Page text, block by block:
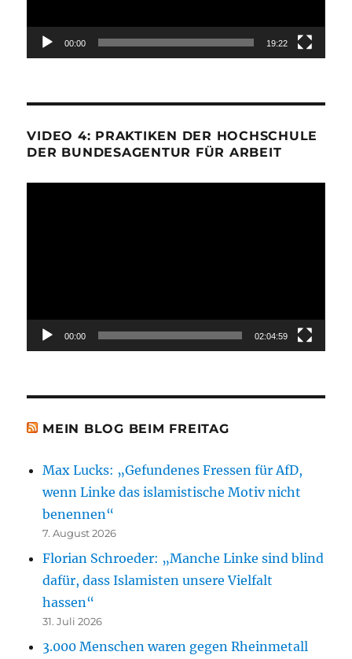
00:00 19:22
VIDEO 4: PRAKTIKEN DER HOCHSCHULE
DER BUNDESAGENTUR FÜR ARBEIT
00:00 02:04:59
MEIN BLOG BEIM FREITAG
Max Lucks: „Gefundenes Fressen für AfD,
wenn Linke das islamistische Motiv nicht
benennen“
7. August 2026
Florian Schroeder: „Manche Linke sind blind
dafür, dass Islamisten unsere Vielfalt
hassen“
31. Juli 2026
3.000 Menschen waren gegen Rheinmetall